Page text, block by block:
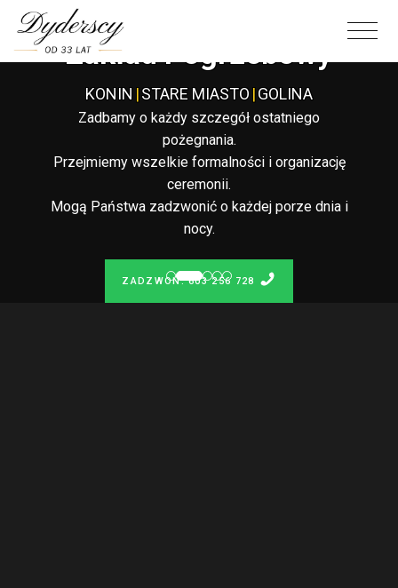
Całodobowy
Zakład Pogrzebowy
KONIN |STARE MIASTO |GOLINA
Zadbamy o każdy szczegół ostatniego
pożegnania.
Przejmiemy wszelkie formalności i organizację
ceremonii.
Mogą Państwa zadzwonić o każdej porze dnia i
nocy.
ZADZWOŃ: 603 256 728